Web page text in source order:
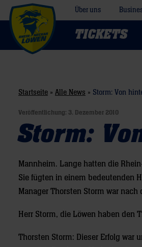
Über uns
TICKETS
Startseite » Alle News » Storm: Von
Veröffentlichung: 3. Dezember 2010
Storm:
Mannheim. Lange hatten die
Sie fügten in einem bedeutenden
Manager Thorsten Storm war
Herr Storm, die Löwen haben den
Thorsten Storm: Dieser Erfolg war